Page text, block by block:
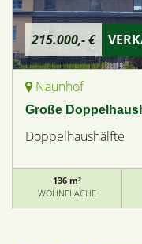
215.000,- €
Naunhof
Große
Doppelhaushälfte
136 m²
WOHNFLÄCHE